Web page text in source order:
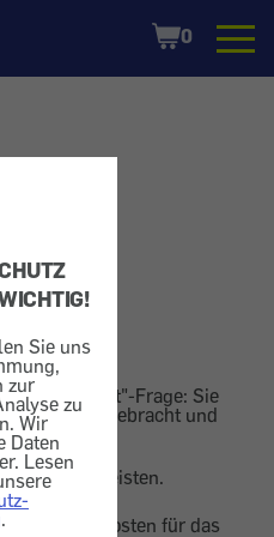
Sie uns
zur
zu
Wir
Daten
Lesen
.
Shopping
Cart
0
"Konsument"-Frage: Sie
Putzerei gebracht und
Können Sie
mir Ersatz leisten.
nur die Kosten für das